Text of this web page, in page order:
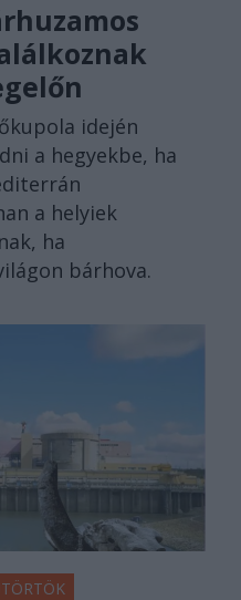
idején
a hegyekbe, ha
a helyiek
ha
bárhova.